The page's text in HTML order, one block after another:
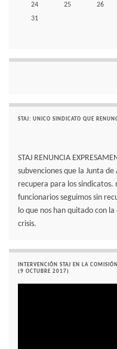
24
25 26
31
STAJ: UNICO SINDICATO QUE
STAJ RENUNCIA
subvenciones que la Junta de
recupera para los sindicatos.
funcionarios seguimos sin
lo que nos han quitado con la
crisis.
INTERVENCIÓN STAJ EN LA
(9 OCTUBRE 2017)